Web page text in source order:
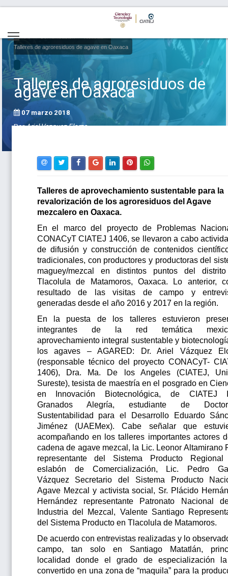
Inicio
Talleres de agroresiduos de agave en Oaxaca
Talleres de agroresiduos de
agave en Oaxaca
07 marzo 2018
PorAriel Vazquez Elorza
Talleres de aprovechamiento sustentable para la
revalorización de los agroresiduos del Agave
mezcalero en Oaxaca.
En el marco del proyecto de Problemas
CONACyT CIATEJ 1406, se llevaron a cabo
de difusión y construcción de contenidos
tradicionales, con productores y productoras del
maguey/mezcal en distintos puntos del
Tlacolula de Matamoros, Oaxaca. Lo anterior,
resultado de las visitas de campo y
generadas desde el año 2016 y 2017 en la región.
En la puesta de los talleres estuvieron
integrantes de la red temática
aprovechamiento integral sustentable y
los agaves – AGARED: Dr. Ariel Vázquez
(responsable técnico del proyecto CONACyT-
1406), Dra. Ma. De los Angeles (CIATEJ,
Sureste), tesista de maestría en el posgrado en
en Innovación Biotecnológica, de CIATEJ
Granados Alegría, estudiante de
Sustentabilidad para el Desarrollo Eduardo
Jiménez (UAEMex). Cabe señalar que
acompañando en los talleres importantes actores
cadena de agave mezcal, la Lic. Leonor Altamirano
representante del Sistema Producto
eslabón de Comercialización, Lic. Pedro
Vázquez Secretario del Sistema Producto
Agave Mezcal y activista social, Sr. Plácido
Hernández representante Patronato Nacional
Industria del Mezcal, Valente Santiago
del Sistema Producto en Tlacolula de Matamoros.
De acuerdo con entrevistas realizadas y lo
campo, tan solo en Santiago Matatlán,
localidad donde el grado de especialización
convertido en una zona de “maquila” para la